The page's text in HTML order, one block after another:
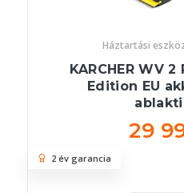
Háztartási
KARCHER WV
Edition EU
29
2 év garancia